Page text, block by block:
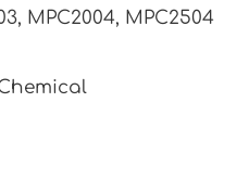
MPC2004, MPC2504